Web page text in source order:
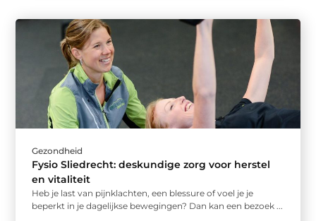
Gezondheid
Fysio Sliedrecht: deskundige zorg voor herstel
en vitaliteit
Heb je last van pijnklachten, een blessure of voel je je
beperkt in je dagelijkse bewegingen? Dan kan een bezoek ...